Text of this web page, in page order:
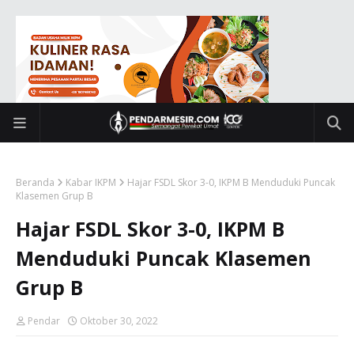
Beranda Kabar IKPM
Hajar FSDL Skor 3-0, IKPM B Menduduki Puncak
Klasemen Grup B
Hajar FSDL Skor 3-0, IKPM B
Menduduki Puncak Klasemen
Grup B
Pendar Oktober 30, 2022